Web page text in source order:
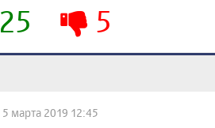
25 5
5 марта 2019 12:45